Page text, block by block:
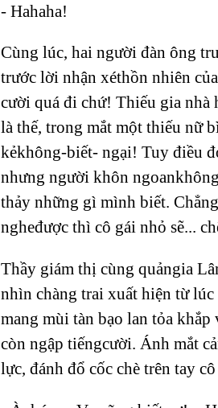
- Hahaha!
Cùng lúc, hai người đàn ông
trước lời nhận xéthồn nhiên
cười quá đi chứ! Thiếu gia
là thế, trong mắt một thiếu nữ
kẻkhông-biết- ngại! Tuy điều
nhưng người khôn
thảy những gì mình biết.
ngheđược thì cô gái nhỏ sẽ...
Thầy giám thị cùng quảngia
nhìn chàng trai xuất hiện từ
mang mùi tàn bạo lan tỏa
còn ngập tiếngcười. Ánh mắt
lực, đánh đổ cốc chè trên tay